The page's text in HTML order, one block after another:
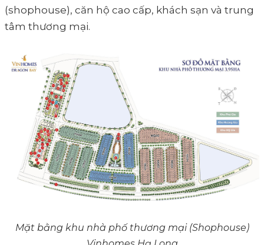
(shophouse), căn hộ cao cấp, khách sạn và trung
tâm thương mại.
Mặt bằng khu nhà phố thương mại (Shophouse)